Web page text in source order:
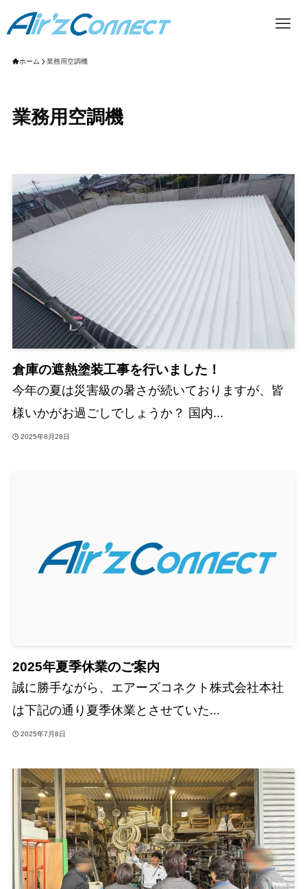
ホーム 業務用空調機
業務用空調機
倉庫の遮熱塗装工事を行いました！
今年の夏は災害級の暑さが続いておりますが、皆
様いかがお過ごしでしょうか？ 国内...
2025年8月28日
2025年夏季休業のご案内
誠に勝手ながら、エアーズコネクト株式会社本社
は下記の通り夏季休業とさせていた...
2025年7月8日